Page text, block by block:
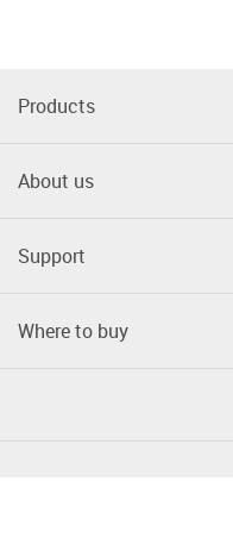
Products
About us
Support
Where to buy